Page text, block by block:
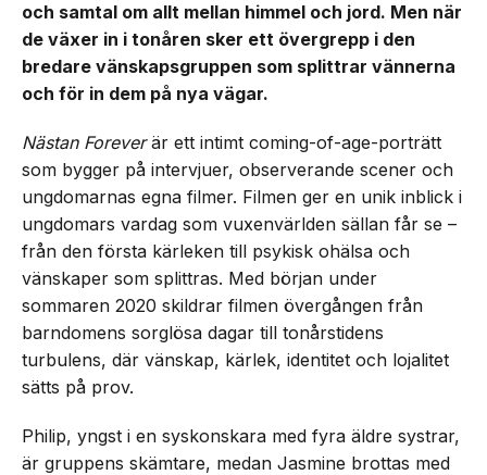
och samtal om allt mellan himmel och jord. Men när
de växer in i tonåren sker ett övergrepp i den
bredare vänskapsgruppen som splittrar vännerna
och för in dem på nya vägar.
Nästan Foreverär ett intimt coming-of-age-porträtt
som bygger på intervjuer, observerande scener och
ungdomarnas egna filmer. Filmen ger en unik inblick i
ungdomars vardag som vuxenvärlden sällan får se –
från den första kärleken till psykisk ohälsa och
vänskaper som splittras. Med början under
sommaren 2020 skildrar filmen övergången från
barndomens sorglösa dagar till tonårstidens
turbulens, där vänskap, kärlek, identitet och lojalitet
sätts på prov.
Philip, yngst i en syskonskara med fyra äldre systrar,
är gruppens skämtare, medan Jasmine brottas med